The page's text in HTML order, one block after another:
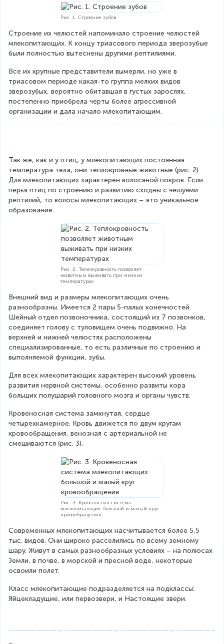
Рис. 1. Строение зубов
Строение их челюстей напоминало строение челюстей
млекопитающих. К концу триасового периода зверозубые
были полностью вытеснены другими рептилиями.
Все их крупные представители вымерли, но уже в
триасовом периоде какая-то группа мелких видов
зверозубых, вероятно обитавшая в густых зарослях,
постепенно приобрела черты более агрессивной
организации и дала начало млекопитающим.
Так же, как и у птиц, у млекопитающих постоянная
температура тела, они теплокровные животные (рис. 2).
Для млекопитающих характерен волосяной покров. Если
перья птиц по строению и развитию сходны с чешуями
рептилий, то волосы млекопитающих – это уникальное
образование.
Рис. 2. Теплокровность позволяет
животным выживать при низких
температурах
Внешний вид и размеры млекопитающих очень
разнообразны. Имеется 2 пары 5-палых конечностей.
Шейный отдел позвоночника, состоящий из 7 позвонков,
соединяет голову с туловищем очень подвижно. На
верхней и нижней челюстях расположены
специализированные, то есть различные по строению и
выполняемой функции, зубы.
Для всех млекопитающих характерен высокий уровень
развития нервной системы, особенно развиты кора
больших полушарий головного мозга и органы чувств.
Кровеносная система замкнутая, сердце
четырехкамерное. Кровь движется по двум кругам
кровообращения, венозная с артериальной не
смешиваются (рис. 3).
Рис. 3. Кровеносная система
млекопитающих: большой и малый круг
кровообращения
Современных млекопитающих насчитывается более 5,5
тыс. видов. Они широко расселились по всему земному
шару. Живут в самых разнообразных условиях – на полюсах
Земли, в почве, в морской и пресной воде, некоторые
освоили полет.
Класс млекопитающие подразделяется на подклассы:
Яйцекладущие, или первозвери, и Настоящие звери.